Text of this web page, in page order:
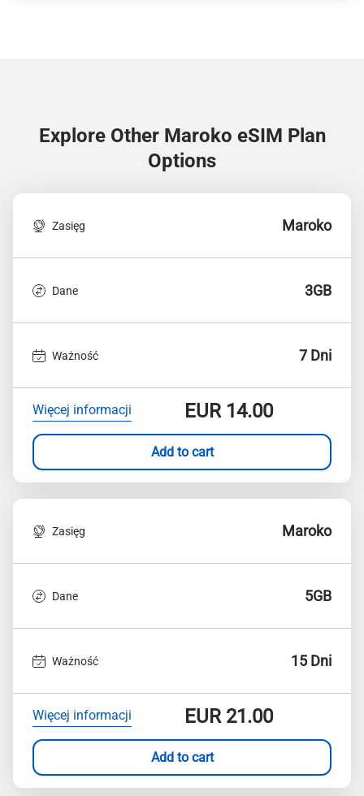
Explore Other Maroko eSIM Plan
Options
Zasięg Maroko
Dane 3GB
Ważność 7 Dni
Więcej informacji EUR14.00
Add to cart
Zasięg Maroko
Dane 5GB
Ważność 15 Dni
Więcej informacji EUR21.00
Add to cart